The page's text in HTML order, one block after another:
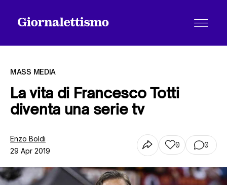
Tutti gli articoli
Chi siamo
MASS MEDIA
La vita di Francesco Totti
diventa una serie tv
Enzo Boldi
29 Apr 2019
0 0